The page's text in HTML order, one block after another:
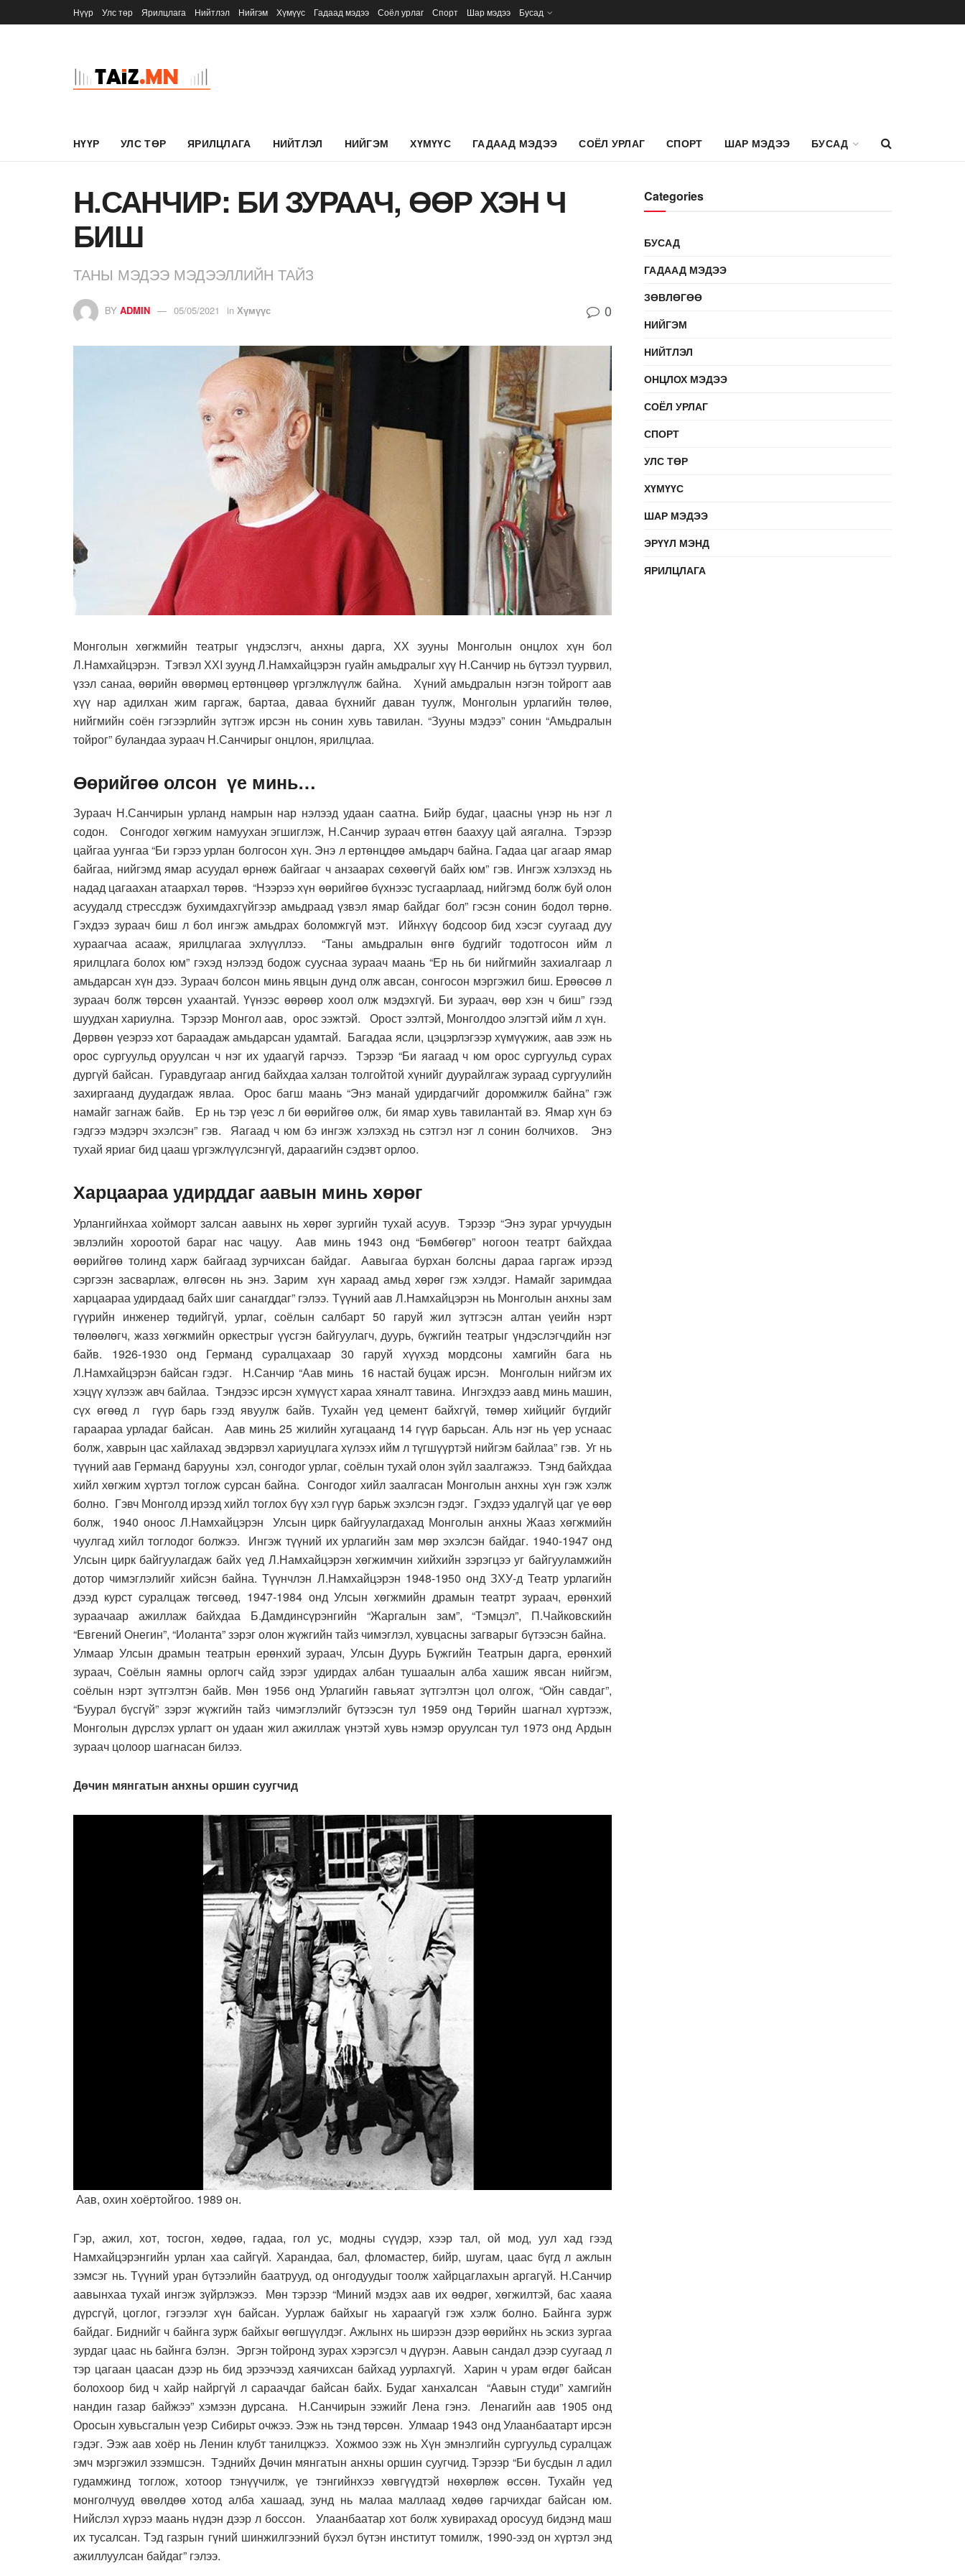
Нүүр Улс төр Ярилцлага Нийтлэл Нийгэм Хүмүүс Гадаад мэдээ Соёл урлаг Спорт Шар мэдээ Бусад
НҮҮР УЛС ТӨР ЯРИЛЦЛАГА НИЙТЛЭЛ НИЙГЭМ ХҮМҮҮС ГАДААД МЭДЭЭ СОЁЛ УРЛАГ СПОРТ ШАР МЭДЭЭ БУСАД
Н.САНЧИР: БИ ЗУРААЧ, ӨӨР ХЭН Ч
БИШ
ТАНЫ МЭДЭЭ МЭДЭЭЛЛИЙН ТАЙЗ
BY ADMIN 05/05/2021 in Хүмүүс 0
Монголын хөгжмийн театрыг үндэслэгч, анхны дарга, ХХ зууны Монголын онцлох хүн бол
Л.Намхайцэрэн. Тэгвэл ХХI зуунд Л.Намхайцэрэн гуайн амьдралыг хүү Н.Санчир нь бүтээл туурвил,
үзэл санаа, өөрийн өвөрмөц ертөнцөөр үргэлжлүүлж байна. Хүний амьдралын нэгэн тойрогт аав
хүү нар адилхан жим гаргаж, бартаа, даваа бүхнийг даван туулж, Монголын урлагийн төлөө,
нийгмийн соён гэгээрлийн зүтгэж ирсэн нь сонин хувь тавилан. “Зууны мэдээ” сонин “Амьдралын
тойрог” буландаа зураач Н.Санчирыг онцлон, ярилцлаа.
Өөрийгөө олсон үе минь…
Зураач Н.Санчирын урланд намрын нар нэлээд удаан саатна. Бийр будаг, цаасны үнэр нь нэг л
содон. Сонгодог хөгжим намуухан эгшиглэж, Н.Санчир зураач өтгөн баахуу цай аягална. Тэрээр
цайгаа уунгаа “Би гэрээ урлан болгосон хүн. Энэ л ертөнцдөө амьдарч байна. Гадаа цаг агаар ямар
байгаа, нийгэмд ямар асуудал өрнөж байгааг ч анзаарах сөхөөгүй байх юм” гэв. Ингэж хэлэхэд нь
надад цагаахан атаархал төрөв. “Нээрээ хүн өөрийгөө бүхнээс тусгаарлаад, нийгэмд болж буй олон
асуудалд стрессдэж бухимдахгүйгээр амьдраад үзвэл ямар байдаг бол” гэсэн сонин бодол төрнө.
Гэхдээ зураач биш л бол ингэж амьдрах боломжгүй мэт. Ийнхүү бодсоор бид хэсэг суугаад дуу
хураагчаа асааж, ярилцлагаа эхлүүллээ. “Таны амьдралын өнгө будгийг тодотгосон ийм л
ярилцлага болох юм” гэхэд нэлээд бодож сууснаа зураач маань “Ер нь би нийгмийн захиалгаар л
амьдарсан хүн дээ. Зураач болсон минь явцын дунд олж авсан, сонгосон мэргэжил биш. Ерөөсөө л
зураач болж төрсөн ухаантай. Үүнээс өөрөөр хоол олж мэдэхгүй. Би зураач, өөр хэн ч биш” гээд
шуудхан хариулна. Тэрээр Монгол аав, орос ээжтэй. Орост ээлтэй, Монголдоо элэгтэй ийм л хүн.
Дөрвөн үеэрээ хот бараадаж амьдарсан удамтай. Багадаа ясли, цэцэрлэгээр хүмүүжиж, аав ээж нь
орос сургуульд оруулсан ч нэг их удаагүй гарчээ. Тэрээр “Би яагаад ч юм орос сургуульд сурах
дургүй байсан. Гуравдугаар ангид байхдаа халзан толгойтой хүнийг дуурайлгаж зураад сургуулийн
захиргаанд дуудагдаж явлаа. Орос багш маань “Энэ манай удирдагчийг доромжилж байна” гэж
намайг загнаж байв. Ер нь тэр үеэс л би өөрийгөө олж, би ямар хувь тавилантай вэ. Ямар хүн бэ
гэдгээ мэдэрч эхэлсэн” гэв. Яагаад ч юм бэ ингэж хэлэхэд нь сэтгэл нэг л сонин болчихов. Энэ
тухай яриаг бид цааш үргэжлүүлсэнгүй, дараагийн сэдэвт орлоо.
Харцаараа удирддаг аавын минь хөрөг
Урлангийнхаа хойморт залсан аавынх нь хөрөг зургийн тухай асуув. Тэрээр “Энэ зураг урчуудын
эвлэлийн хороотой бараг нас чацуу. Аав минь 1943 онд “Бөмбөгөр” ногоон театрт байхдаа
өөрийгөө толинд харж байгаад зурчихсан байдаг. Аавыгаа бурхан болсны дараа гаргаж ирээд
сэргээн засварлаж, өлгөсөн нь энэ. Зарим хүн хараад амьд хөрөг гэж хэлдэг. Намайг заримдаа
харцаараа удирдаад байх шиг санагддаг” гэлээ. Түүний аав Л.Намхайцэрэн нь Монголын анхны зам
гүүрийн инженер төдийгүй, урлаг, соёлын салбарт 50 гаруй жил зүтгэсэн алтан үеийн нэрт
төлөөлөгч, жазз хөгжмийн оркестрыг үүсгэн байгуулагч, дуурь, бүжгийн театрыг үндэслэгчдийн нэг
байв. 1926-1930 онд Германд суралцахаар 30 гаруй хүүхэд мордсоны хамгийн бага нь
Л.Намхайцэрэн байсан гэдэг. Н.Санчир “Аав минь 16 настай буцаж ирсэн. Монголын нийгэм их
хэцүү хүлээж авч байлаа. Тэндээс ирсэн хүмүүст хараа хяналт тавина. Ингэхдээ аавд минь машин,
сүх өгөөд л гүүр барь гээд явуулж байв. Тухайн үед цемент байхгүй, төмөр хийцийг бүгдийг
гараараа урладаг байсан. Аав минь 25 жилийн хугацаанд 14 гүүр барьсан. Аль нэг нь үер уснаас
болж, хаврын цас хайлахад эвдэрвэл хариуцлага хүлээх ийм л түгшүүртэй нийгэм байлаа” гэв. Уг нь
түүний аав Германд барууны хэл, сонгодог урлаг, соёлын тухай олон зүйл заалгажээ. Тэнд байхдаа
хийл хөгжим хүртэл тоглож сурсан байна. Сонгодог хийл заалгасан Монголын анхны хүн гэж хэлж
болно. Гэвч Монголд ирээд хийл тоглох бүү хэл гүүр барьж эхэлсэн гэдэг. Гэхдээ удалгүй цаг үе өөр
болж, 1940 оноос Л.Намхайцэрэн Улсын цирк байгуулагдахад Монголын анхны Жааз хөгжмийн
чуулгад хийл тоглодог болжээ. Ингэж түүний их урлагийн зам мөр эхэлсэн байдаг. 1940-1947 онд
Улсын цирк байгуулагдаж байх үед Л.Намхайцэрэн хөгжимчин хийхийн зэрэгцээ уг байгууламжийн
дотор чимэглэлийг хийсэн байна. Түүнчлэн Л.Намхайцэрэн 1948-1950 онд ЗХУ-д Театр урлагийн
дээд курст суралцаж төгсөөд, 1947-1984 онд Улсын хөгжмийн драмын театрт зураач, ерөнхий
зураачаар ажиллаж байхдаа Б.Дамдинсүрэнгийн “Жаргалын зам”, “Тэмцэл”, П.Чайковскийн
“Евгений Онегин”, “Иоланта” зэрэг олон жүжгийн тайз чимэглэл, хувцасны загварыг бүтээсэн байна.
Улмаар Улсын драмын театрын ерөнхий зураач, Улсын Дуурь Бүжгийн Театрын дарга, ерөнхий
зураач, Соёлын яамны орлогч сайд зэрэг удирдах албан тушаалын алба хашиж явсан нийгэм,
соёлын нэрт зүтгэлтэн байв. Мөн 1956 онд Урлагийн гавьяат зүтгэлтэн цол олгож, “Ойн савдаг”,
“Буурал бүсгүй” зэрэг жүжгийн тайз чимэглэлийг бүтээсэн тул 1959 онд Төрийн шагнал хүртээж,
Монголын дүрслэх урлагт он удаан жил ажиллаж үнэтэй хувь нэмэр оруулсан тул 1973 онд Ардын
зураач цолоор шагнасан билээ.
Дөчин мянгатын анхны оршин суугчид
Аав, охин хоёртойгоо. 1989 он.
Гэр, ажил, хот, тосгон, хөдөө, гадаа, гол ус, модны сүүдэр, хээр тал, ой мод, уул хад гээд
Намхайцэрэнгийн урлан хаа сайгүй. Харандаа, бал, фломастер, бийр, шугам, цаас бүгд л ажлын
зэмсэг нь. Түүний уран бүтээлийн баатрууд, од онгодуудыг тоолж хайрцаглахын аргагүй. Н.Санчир
аавынхаа тухай ингэж зүйрлэжээ. Мөн тэрээр “Миний мэдэх аав их өөдрөг, хөгжилтэй, бас хааяа
дүрсгүй, цоглог, гэгээлэг хүн байсан. Уурлаж байхыг нь хараагүй гэж хэлж болно. Байнга зурж
байдаг. Биднийг ч байнга зурж байхыг өөгшүүлдэг. Ажлынх нь ширээн дээр өөрийнх нь эскиз зургаа
зурдаг цаас нь байнга бэлэн. Эргэн тойронд зурах хэрэгсэл ч дүүрэн. Аавын сандал дээр суугаад л
тэр цагаан цаасан дээр нь бид эрээчээд хаячихсан байхад уурлахгүй. Харин ч урам өгдөг байсан
болохоор бид ч хайр найргүй л сараачдаг байсан байх. Будаг ханхалсан “Аавын студи” хамгийн
нандин газар байжээ” хэмээн дурсана. Н.Санчирын ээжийг Лена гэнэ. Ленагийн аав 1905 онд
Оросын хувьсгалын үеэр Сибирьт очжээ. Ээж нь тэнд төрсөн. Улмаар 1943 онд Улаанбаатарт ирсэн
гэдэг. Ээж аав хоёр нь Ленин клубт танилцжээ. Хожмоо ээж нь Хүн эмнэлгийн сургуульд суралцаж
эмч мэргэжил эзэмшсэн. Тэднийх Дөчин мянгатын анхны оршин суугчид. Тэрээр “Би бусдын л адил
гудамжинд тоглож, хотоор тэнүүчилж, үе тэнгийнхээ хөвгүүдтэй нөхөрлөж өссөн. Тухайн үед
монголчууд өвөлдөө хотод алба хашаад, зунд нь малаа маллаад хөдөө гарчихдаг байсан юм.
Нийслэл хүрээ маань нүдэн дээр л боссон. Улаанбаатар хот болж хувирахад оросууд бидэнд маш
их тусалсан. Тэд газрын гүний шинжилгээний бүхэл бүтэн институт томилж, 1990-ээд он хүртэл энд
ажиллуулсан байдаг” гэлээ.
Categories
БУСАД
ГАДААД МЭДЭЭ
ЗӨВЛӨГӨӨ
НИЙГЭМ
НИЙТЛЭЛ
ОНЦЛОХ МЭДЭЭ
СОЁЛ УРЛАГ
СПОРТ
УЛС ТӨР
ХҮМҮҮС
ШАР МЭДЭЭ
ЭРҮҮЛ МЭНД
ЯРИЛЦЛАГА